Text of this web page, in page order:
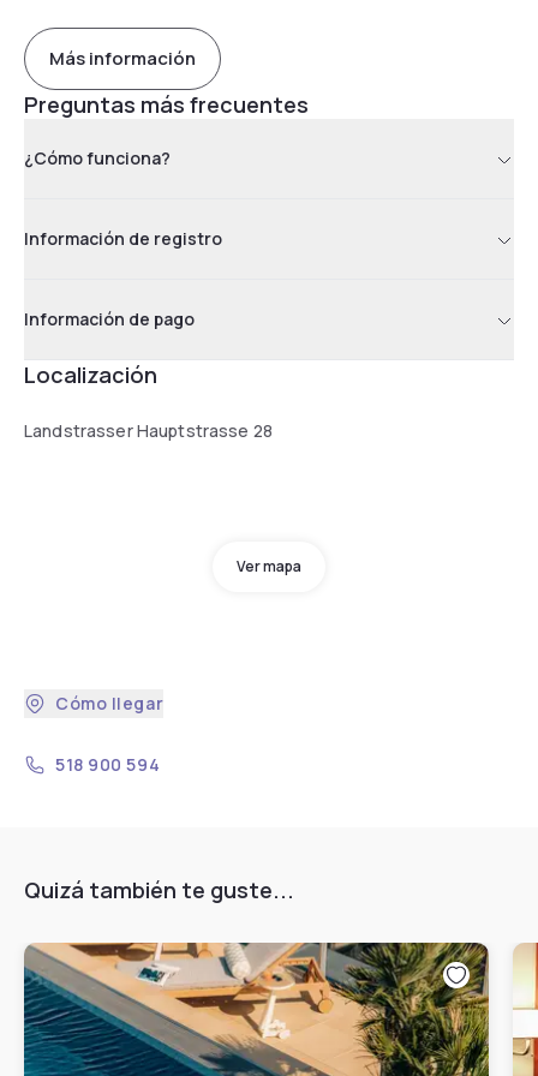
Más información
Preguntas más frecuentes
¿Cómo funciona?
Información de registro
Información de pago
Localización
Landstrasser Hauptstrasse 28
Ver mapa
Cómo llegar
518 900 594
Quizá también te guste...